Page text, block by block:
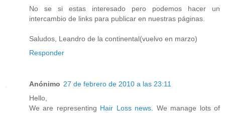
No se si estas interesado pero podemos hacer un
intercambio de links para publicar en nuestras páginas.
Saludos, Leandro de la continental(vuelvo en marzo)
Responder
Anónimo 27 de febrero de 2010 a las 23:11
Hello,
We are representing Hair Loss news . We manage lots of